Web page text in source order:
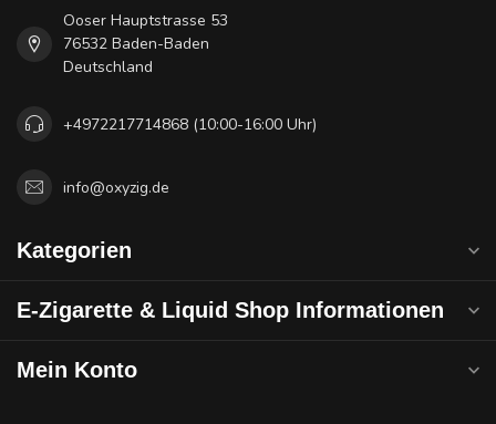
Ooser Hauptstrasse 53
76532 Baden-Baden
Deutschland
+4972217714868 (10:00-16:00 Uhr)
info@oxyzig.de
Kategorien
E-Zigarette & Liquid Shop Informationen
Mein Konto